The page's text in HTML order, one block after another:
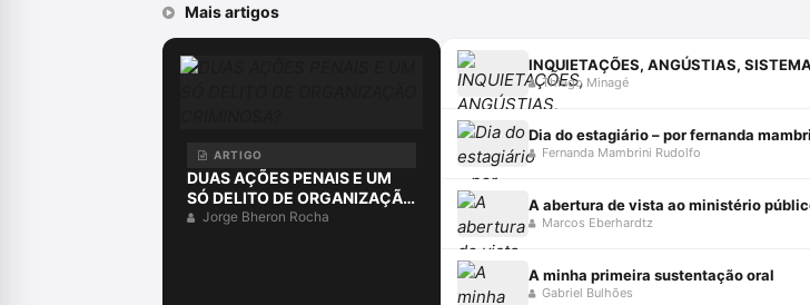
Mais artigos
ARTIGO
DUAS AÇÕES PENAIS E UM
SÓ DELITO DE ORGANIZAÇÃO
CRIMINOSA?
Jorge Bheron Rocha
Thiago Minagé
Dia do estagiário – por fernanda
Fernanda Mambrini Rudolfo
A abertura de vista ao ministério
Marcos Eberhardtz
A minha primeira sustentação oral
Gabriel Bulhões